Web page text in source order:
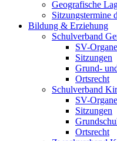
Geografische
Sitzungstermine
Bildung & Erziehung
Schulverband
SV-Organe
Sitzungen
Grund-
Ortsrecht
Schulverband
SV-Organe
Sitzungen
Ortsrecht